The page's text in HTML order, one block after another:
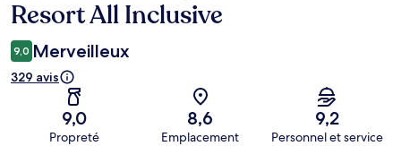
Resort All Inclusive
9,0 Merveilleux
329 avis
9,0
Propreté
8,6
Emplacement
9,2
Personnel et service